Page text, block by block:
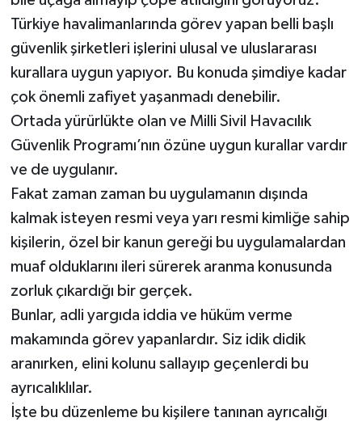
Türkiye havalimanlarında görev yapan belli başlı
güvenlik şirketleri işlerini ulusal ve uluslararası
kurallara uygun yapıyor. Bu konuda şimdiye kadar
çok önemli zafiyet yaşanmadı denebilir.
Ortada yürürlükte olan ve Milli Sivil Havacılık
Güvenlik Programı’nın özüne uygun kurallar vardır
ve de uygulanır.
Fakat zaman zaman bu uygulamanın dışında
kalmak isteyen resmi veya yarı resmi kimliğe sahip
kişilerin, özel bir kanun gereği bu uygulamalardan
muaf olduklarını ileri sürerek aranma konusunda
zorluk çıkardığı bir gerçek.
Bunlar, adli yargıda iddia ve hüküm verme
makamında görev yapanlardır. Siz idik didik
aranırken, elini kolunu sallayıp geçenlerdi bu
ayrıcalıklılar.
İşte bu düzenleme bu kişilere tanınan ayrıcalığı